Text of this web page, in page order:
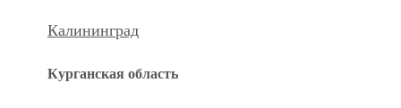
Калининград
Курганская область